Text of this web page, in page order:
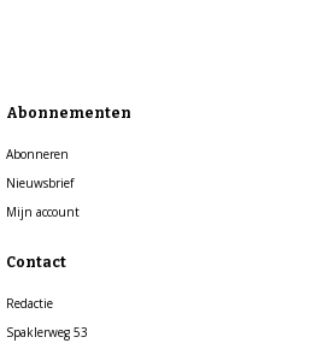
Abonnementen
Abonneren
Nieuwsbrief
Mijn account
Contact
Redactie
Spaklerweg 53